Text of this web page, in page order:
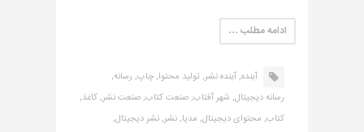
ادامه مطلب …
آینده,آینده نشر,تولید محتوا,چاپ, رسانه,
رسانه دیجیتال, شهر آفتاب,صنعت کتاب,صنعت نشر,کاغذ,
کتاب, محتوای دیجیتال, مدیا,نشر,نشر دیجیتال,